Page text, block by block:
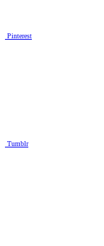
Pinterest
Tumblr